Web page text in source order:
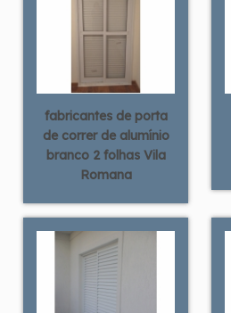
fabricantes de porta
de correr de alumínio
branco 2 folhas Vila
Romana